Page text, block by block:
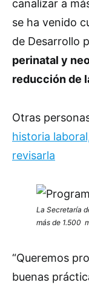
canalizar a
se ha venido
de Desarrollo
perinatal y
reducción de
Otras
historia
revisarla
La Secretaría
más de 1.500
“Queremos
buenas